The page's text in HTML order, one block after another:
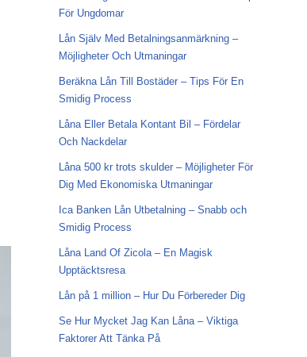
För Ungdomar
Lån Själv Med Betalningsanmärkning –
Möjligheter Och Utmaningar
Beräkna Lån Till Bostäder – Tips För En
Smidig Process
Låna Eller Betala Kontant Bil – Fördelar
Och Nackdelar
Låna 500 kr trots skulder – Möjligheter För
Dig Med Ekonomiska Utmaningar
Ica Banken Lån Utbetalning – Snabb och
Smidig Process
Låna Land Of Zicola – En Magisk
Upptäcktsresa
Lån på 1 million – Hur Du Förbereder Dig
Se Hur Mycket Jag Kan Låna – Viktiga
Faktorer Att Tänka På